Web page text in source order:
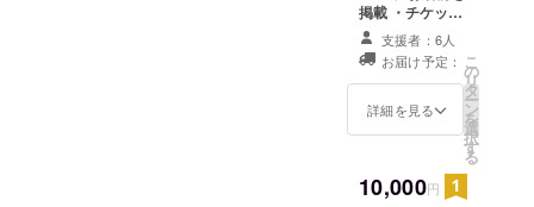
掲載 ・チケット
２枚 ・フェス期
間中に撮影した
写真データ１枚
・公演ダイジェ
スト動画の配信
支援者：6人
お届け予定：
詳細を見る
こ
の
リ
タ
ー
ン
を
選
択
す
る
10,000円